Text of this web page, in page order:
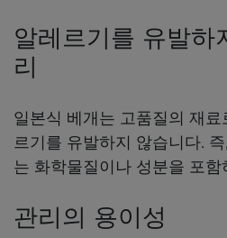
알레르기를 유발하
리
일본식 베개는 고품질의 재
르기를 유발하지 않습니다.
는 화학물질이나 성분을 포
관리의 용이성